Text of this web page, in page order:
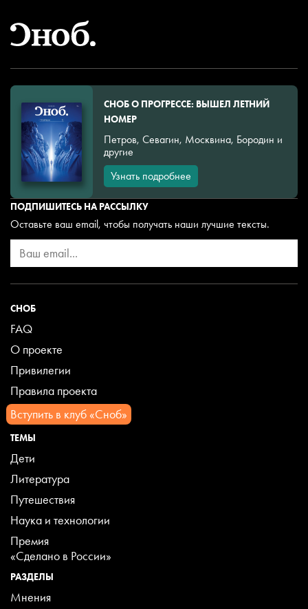
СНОБ
FAQ
О проекте
Привилегии
Правила проекта
Вступить в клуб «Сноб»
ТЕМЫ
Дети
Литература
Путешествия
Наука и технологии
Премия
«Сделано в России»
РАЗДЕЛЫ
Мнения
СНОБ О ПРОГРЕССЕ: ВЫШЕЛ ЛЕТНИЙ
НОМЕР
Петров, Севагин, Москвина, Бородин и
другие
Узнать подробнее
ПОДПИШИТЕСЬ НА РАССЫЛКУ
Оставьте ваш email, чтобы получать наши лучшие тексты.